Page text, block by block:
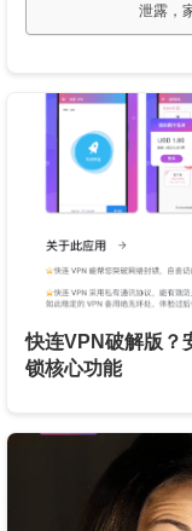
泄露，
快连VPN破解版？
锁核心功能